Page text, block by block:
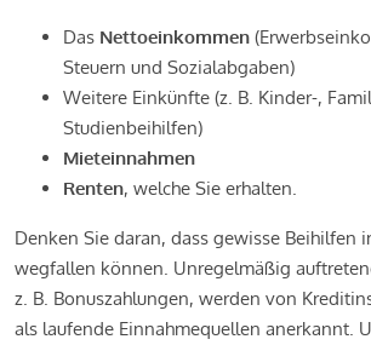
Das Nettoeinkommen
Steuern und Sozialabgaben)
Weitere Einkünfte (z. B. Kinder-,
Studienbeihilfen)
Mieteinnahmen
Renten, welche Sie erhalten.
Denken Sie daran, dass gewisse Beihilfen
wegfallen können. Unregelmäßig
z. B. Bonuszahlungen, werden von
als laufende Einnahmequellen anerkannt.